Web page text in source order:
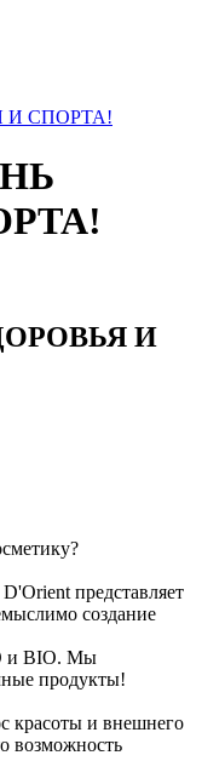
И СПОРТА!
И
представляет
создание
и BIO. Мы
продукты!
красоты и внешнего
возможность